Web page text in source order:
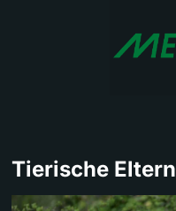
Tierische Eltern